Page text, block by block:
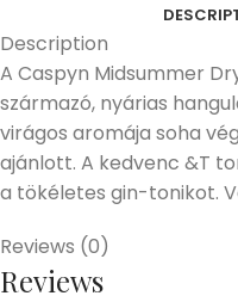
Description
A Caspyn Midsummer
származó, nyárias
virágos aromája soha
ajánlott. A kedvenc &T
a tökéletes gin-tonikot.
Reviews (0)
Reviews